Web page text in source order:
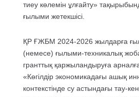
тиеу көлемін ұлғайту»
ғылыми жетекшісі.
ҚР ҒЖБМ 2024-2026 жылдарға
(немесе) ғылыми-техникалық
гранттық қаржыландыруға
«Көгілдір экономикадағы ашық
контекстінде су астындағы тау-